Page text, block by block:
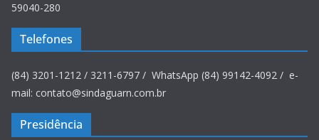
59040-280
Telefones
(84) 3201-1212 / 3211-6797 / WhatsApp (84) 99142-4092 / e-
mail: contato@sindaguarn.com.br
Presidência